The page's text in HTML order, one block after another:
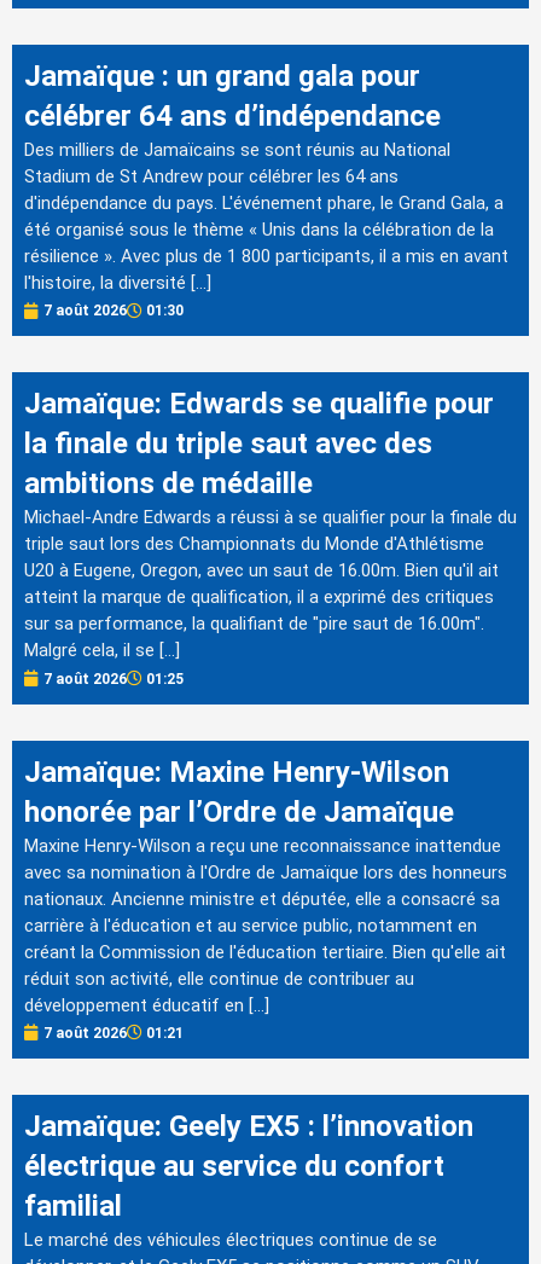
Jamaïque : un grand gala pour
célébrer 64 ans d’indépendance
Des milliers de Jamaïcains se sont réunis au National
Stadium de St Andrew pour célébrer les 64 ans
d'indépendance du pays. L'événement phare, le Grand Gala, a
été organisé sous le thème « Unis dans la célébration de la
résilience ». Avec plus de 1 800 participants, il a mis en avant
l'histoire, la diversité […]
7 août 2026 01:30
Jamaïque: Edwards se qualifie pour
la finale du triple saut avec des
ambitions de médaille
Michael-Andre Edwards a réussi à se qualifier pour la finale du
triple saut lors des Championnats du Monde d'Athlétisme
U20 à Eugene, Oregon, avec un saut de 16.00m. Bien qu'il ait
atteint la marque de qualification, il a exprimé des critiques
sur sa performance, la qualifiant de "pire saut de 16.00m".
Malgré cela, il se […]
7 août 2026 01:25
Jamaïque: Maxine Henry-Wilson
honorée par l’Ordre de Jamaïque
Maxine Henry-Wilson a reçu une reconnaissance inattendue
avec sa nomination à l'Ordre de Jamaïque lors des honneurs
nationaux. Ancienne ministre et députée, elle a consacré sa
carrière à l'éducation et au service public, notamment en
créant la Commission de l'éducation tertiaire. Bien qu'elle ait
réduit son activité, elle continue de contribuer au
développement éducatif en […]
7 août 2026 01:21
Jamaïque: Geely EX5 : l’innovation
électrique au service du confort
familial
Le marché des véhicules électriques continue de se